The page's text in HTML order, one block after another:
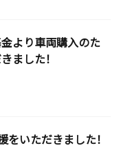
より車両購入のた
ました！
いただきました！